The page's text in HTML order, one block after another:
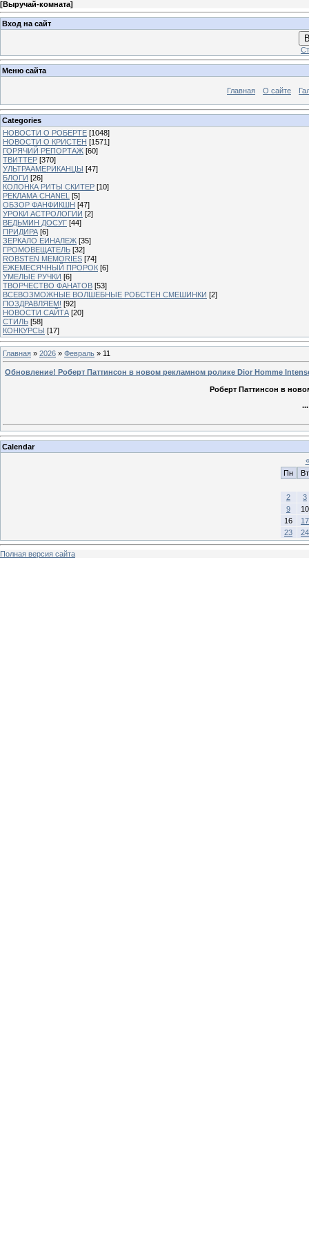
[Выручай-комната]
Вход на сайт
Меню сайта
Главная О сайте
Categories
НОВОСТИ О РОБЕРТЕ [1048]
НОВОСТИ О КРИСТЕН [1571]
ГОРЯЧИЙ РЕПОРТАЖ [60]
ТВИТТЕР [370]
УЛЬТРААМЕРИКАНЦЫ [47]
БЛОГИ [26]
КОЛОНКА РИТЫ СКИТЕР [10]
РЕКЛАМА CHANEL [5]
ОБЗОР ФАНФИКШН [47]
УРОКИ АСТРОЛОГИИ [2]
ВЕДЬМИН ДОСУГ [44]
ПРИДИРА [6]
ЗЕРКАЛО ЕИНАЛЕЖ [35]
ГРОМОВЕЩАТЕЛЬ [32]
ROBSTEN MEMORIES [74]
ЕЖЕМЕСЯЧНЫЙ ПРОРОК [6]
УМЕЛЫЕ РУЧКИ [6]
ТВОРЧЕСТВО ФАНАТОВ [53]
ВСЕВОЗМОЖНЫЕ ВОЛШЕБНЫЕ РОБСТЕН СМЕШИНКИ [2]
ПОЗДРАВЛЯЕМ! [92]
НОВОСТИ САЙТА [20]
СТИЛЬ [58]
КОНКУРСЫ [17]
Главная » 2026 » Февраль » 11
Обновление! Роберт Паттинсон в новом рекламном ролике Dior Homme
Роберт Паттинсон в
Calendar
«
Пн
Вт
2
3
9
10
16
17
23
24
Полная версия сайта